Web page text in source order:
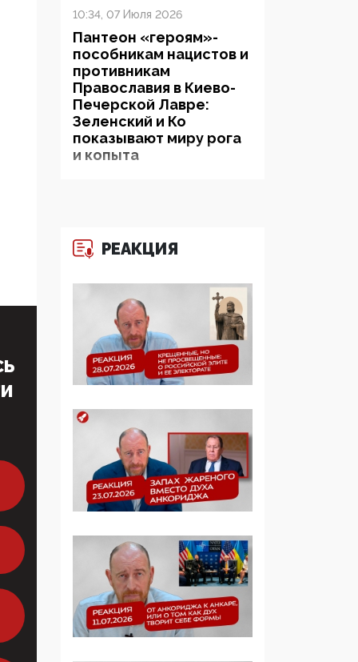
10:34, 07 Июля 2026
Пантеон «героям»-
пособникам нацистов и
противникам
Православия в Киево-
Печерской Лавре:
Зеленский и Ко
показывают миру рога
и копыта
шокирующее: платные
бюджета в 100 раз
больше, чем кровные
многодетные семьи
05:00, 13 Июня 2026
Разбор учебника
редакцией Медведева:
суверенитет,
традиционные
ценности и немного
двоемыслия
Прокуратура наконец
увидела
экстремистскую
деятельность ИИТО
ЮНЕСКО в России, но
цифроглобалисты
продолжают
РЕАКЦИЯ